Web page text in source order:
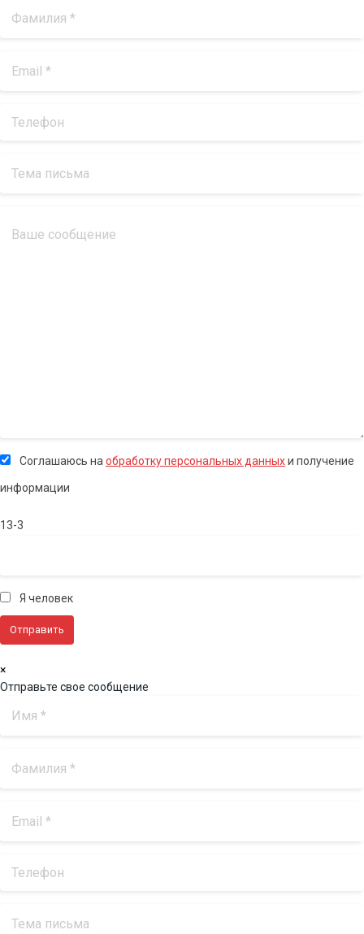
Соглашаюсь на обработку персональных данныхи получение
информации
13-3
Я человек
×
Отправьте свое сообщение